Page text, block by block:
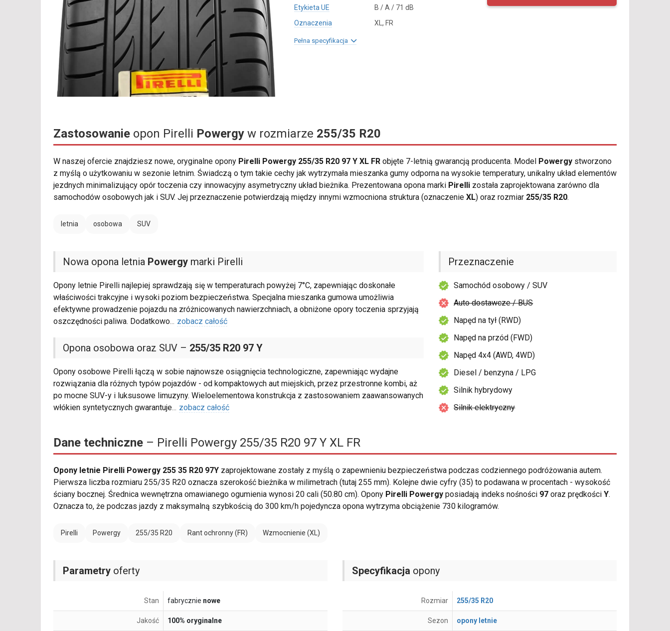
Etykieta UE
B / A / 71 dB
Oznaczenia
XL, FR
Pełna specyfikacja
Zastosowanie opon Pirelli Powergy w rozmiarze 255/35 R20
W naszej ofercie znajdziesz nowe, oryginalne opony Pirelli Powergy 255/35 R20 97 Y XL FR objęte 7-letnią gwarancją producenta. Model Powergy stworzono
z myślą o użytkowaniu w sezonie letnim. Świadczą o tym takie cechy jak wytrzymała mieszanka gumy odporna na wysokie temperatury, unikalny układ elementów
jezdnych minimalizujący opór toczenia czy innowacyjny asymetryczny układ bieżnika. Prezentowana opona marki Pirelli została zaprojektowana zarówno dla
samochodów osobowych jak i SUV. Jej przeznaczenie potwierdzają między innymi wzmocniona struktura (oznaczenie XL) oraz rozmiar 255/35 R20.
letnia osobowa SUV
Nowa opona letnia Powergy marki Pirelli
Opony letnie Pirelli najlepiej sprawdzają się w temperaturach powyżej 7°C, zapewniając doskonałe
właściwości trakcyjne i wysoki poziom bezpieczeństwa. Specjalna mieszanka gumowa umożliwia
efektywne prowadzenie pojazdu na zróżnicowanych nawierzchniach, a obniżone opory toczenia sprzyjają
oszczędności paliwa. Dodatkowo... zobacz całość
Opona osobowa oraz SUV – 255/35 R20 97 Y
Opony osobowe Pirelli łączą w sobie najnowsze osiągnięcia technologiczne, zapewniając wydajne
rozwiązania dla różnych typów pojazdów - od kompaktowych aut miejskich, przez przestronne kombi, aż
po mocne SUV-y i luksusowe limuzyny. Wieloelementowa konstrukcja z zastosowaniem zaawansowanych
włókien syntetycznych gwarantuje... zobacz całość
Przeznaczenie
Samochód osobowy / SUV
Auto dostawcze / BUS
Napęd na tył (RWD)
Napęd na przód (FWD)
Napęd 4x4 (AWD, 4WD)
Diesel / benzyna / LPG
Silnik hybrydowy
Silnik elektryczny
Dane techniczne – Pirelli Powergy 255/35 R20 97 Y XL FR
Opony letnie Pirelli Powergy 255 35 R20 97Y zaprojektowane zostały z myślą o zapewnieniu bezpieczeństwa podczas codziennego podróżowania autem.
Pierwsza liczba rozmiaru 255/35 R20 oznacza szerokość bieżnika w milimetrach (tutaj 255 mm). Kolejne dwie cyfry (35) to podawana w procentach - wysokość
ściany bocznej. Średnica wewnętrzna omawianego ogumienia wynosi 20 cali (50.80 cm). Opony Pirelli Powergy posiadają indeks nośności 97 oraz prędkości Y.
Oznacza to, że podczas jazdy z maksymalną szybkością do 300 km/h pojedyncza opona wytrzyma obciążenie 730 kilogramów.
Pirelli Powergy 255/35 R20 Rant ochronny (FR) Wzmocnienie (XL)
Parametry oferty
Stan fabrycznie nowe
Jakość 100% oryginalne
Specyfikacja opony
Rozmiar 255/35 R20
Sezon opony letnie